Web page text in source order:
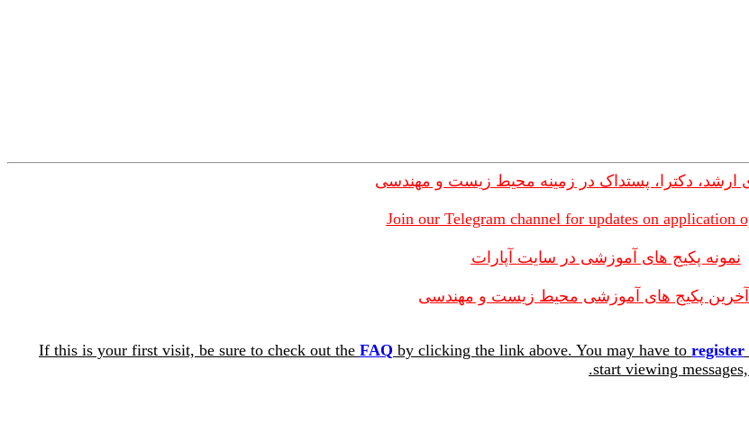
ارشد، دکترا، پستداک در زمینه محیط زیست و مهندسی
Join our Telegram channel for updates on application
نمونه پکیج های آموزشی در سایت آپارات
پکیج های آموزشی محیط زیست و مهندسی
If this is your first visit, be sure to check out the FAQ by clicking the link above. You may have to register
start viewing